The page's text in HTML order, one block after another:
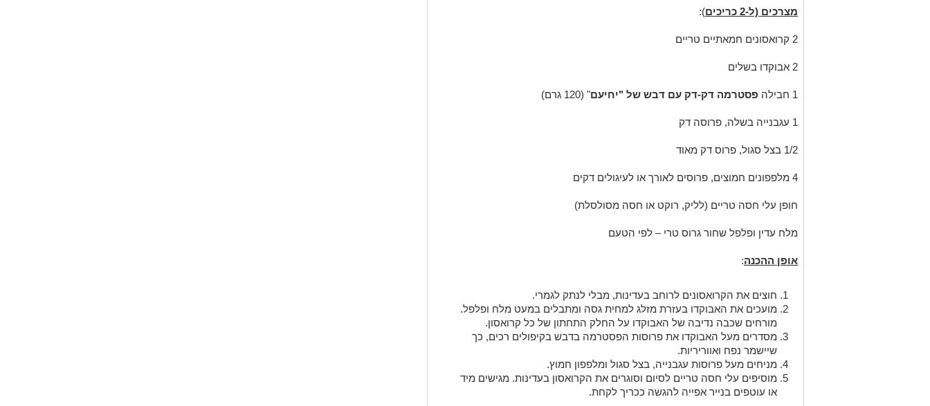
מצרכים (ל-2 כריכים ):
2 קרואסונים חמאתיים טריים
2 אבוקדו בשלים
1 חבילה פסטרמה דק-דק עם דבש של "יחיעם" (120 גרם)
1 עגבנייה בשלה, פרוסה דק
1/2 בצל סגול, פרוס דק מאוד
4 מלפפונים חמוצים, פרוסים לאורך או לעיגולים דקים
חופן עלי חסה טריים (לליק, רוקט או חסה מסולסלת)
מלח עדין ופלפל שחור גרוס טרי – לפי הטעם
אופן ההכנה:
חוצים את הקרואסונים לרוחב בעדינות, מבלי לנתק לגמרי.
מועכים את האבוקדו בעזרת מזלג למחית גסה ומתבלים במעט מלח ופלפל.
מורחים שכבה נדיבה של האבוקדו על החלק התחתון של כל קרואסון.
מסדרים מעל האבוקדו את פרוסות הפסטרמה בדבש בקיפולים רכים, כך
שיישמר נפח ואווריריות.
מניחים מעל פרוסות עגבנייה, בצל סגול ומלפפון חמוץ.
מוסיפים עלי חסה טריים לסיום וסוגרים את הקרואסון בעדינות. מגישים מיד
או עוטפים בנייר אפייה להגשה ככריך לקחת.